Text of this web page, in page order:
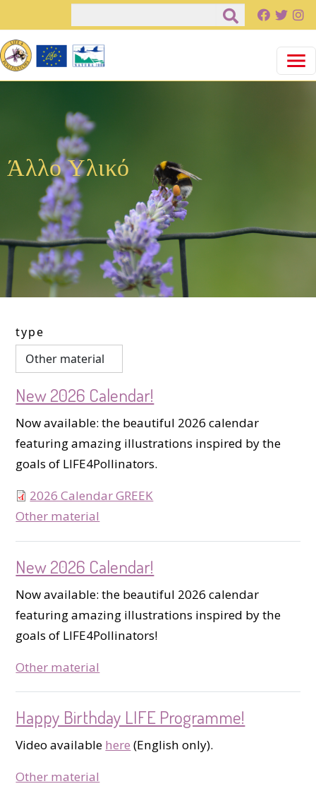
Παράκαμψη προς το κυρίως περιεχόμενο
Άλλο Υλικό
type
New 2026 Calendar!
Now available: the beautiful 2026 calendar
featuring amazing illustrations inspired by the
goals of LIFE4Pollinators.
2026 Calendar GREEK
type
Other material
New 2026 Calendar!
Now available: the beautiful 2026 calendar
featuring amazing illustrations inspired by the
goals of LIFE4Pollinators!
type
Other material
Happy Birthday LIFE Programme!
Video available here (English only).
type
Other material